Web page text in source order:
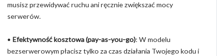
musisz przewidywać ruchu ani ręcznie zwiększać mocy
serwerów.
• Efektywność kosztowa (pay-as-you-go): W modelu
bezserwerowym płacisz tylko za czas działania Twojego kodu i